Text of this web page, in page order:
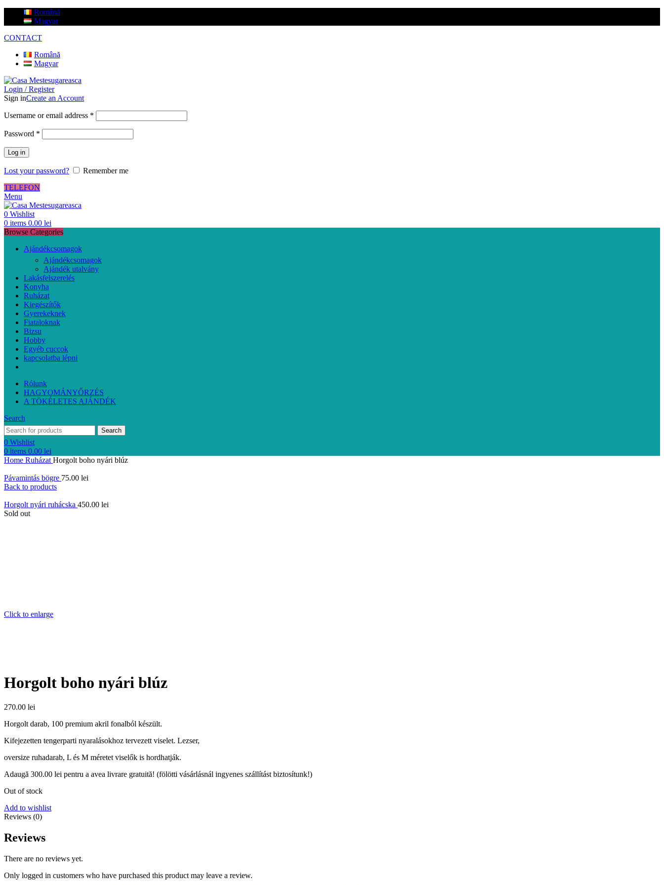
Română
Magyar
CONTACT
Română
Magyar
Login / Register
Sign inCreate an Account
Username or email address *
Password *
Log in
Lost your password?
Remember me
TELEFON
Menu
0 Wishlist
0 items 0.00 lei
Browse Categories
Ajándékcsomagok
Ajándékcsomagok
Ajándék utalvány
Lakásfelszerelés
Konyha
Ruházat
Kiegészítők
Gyerekeknek
Fiataloknak
Bizsu
Hobby
Egyéb cuccok
kapcsolatba lépni
Rólunk
HAGYOMÁNYŐRZÉS
A TÖKÉLETES AJÁNDÉK
Search
Search
0 Wishlist
0 items 0.00 lei
Home Ruházat Horgolt boho nyári blúz
Pávamintás bögre 75.00 lei
Back to products
Horgolt nyári ruhácska 450.00 lei
Sold out
Click to enlarge
Horgolt boho nyári blúz
270.00 lei
Horgolt darab, 100 premium akril fonalból készült.
Kifejezetten tengerparti nyaralásokhoz tervezett viselet. Lezser,
oversize ruhadarab, L és M méretet viselők is hordhatják.
Adaugă 300.00 lei pentru a avea livrare gratuită! (fölötti vásárlásnál ingyenes szállítást biztosítunk!)
Out of stock
Add to wishlist
Reviews (0)
Reviews
There are no reviews yet.
Only logged in customers who have purchased this product may leave a review.